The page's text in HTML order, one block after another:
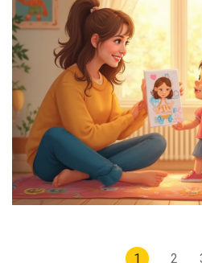
лучше понимают свои
В статье обсуждаются
способы поощрять детей и
реальные плюсы такой
Родители найдут тут
для ежедневного применения.
1 2